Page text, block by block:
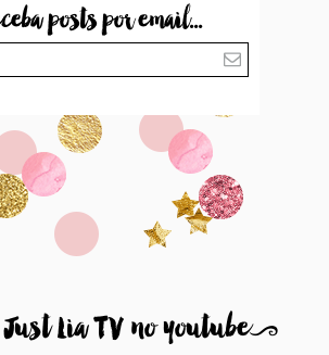
posts por email...
Lia TV no youtube9